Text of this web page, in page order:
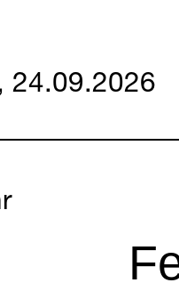
24.09.2026
24